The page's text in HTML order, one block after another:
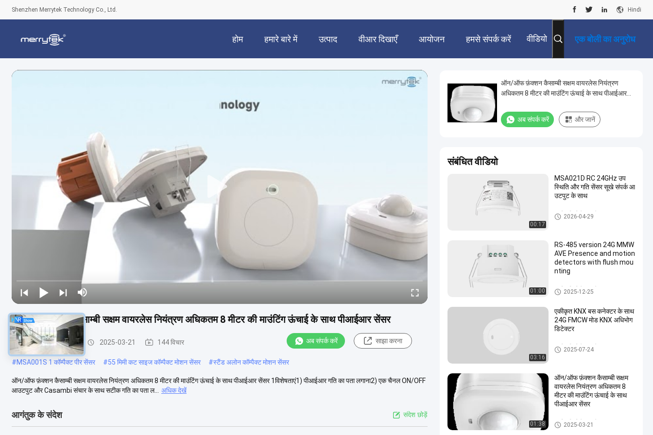
Shenzhen Merrytek Technology Co., Ltd. Hindi
होम हमारे बारे में उत्पाद वीआर दिखाएँ आयोजन हमसे संपर्क करें वीडियो एक बोली का अनुरोध
ऑन/ऑफ फ़ंक्शन कैसाम्बी सक्षम वायरलेस नियंत्रण अधिकतम 8 मीटर की माउंटिंग ऊंचाई के साथ पीआईआर सेंसर
उपस्थिति डिटेक्टर सेंसर 2025-03-21 144 विचार अब संपर्क करें साझा करना
#MSA001S 1 कॉम्पैक्ट पीर सेंसर #55 मिमी कट साइज कॉम्पैक्ट मोशन सेंसर #स्टैंड अलोन कॉम्पैक्ट मोशन सेंसर
ऑन/ऑफ फ़ंक्शन कैसाम्बी सक्षम वायरलेस नियंत्रण अधिकतम 8 मीटर की माउंटिंग ऊंचाई के साथ पीआईआर सेंसर 1विशेषताएं1) पीआईआर गति का पता लगाना2) एक चैनल ON/OFF
आउटपुट और Casambi संचार के साथ सटीक गति का पता ल...
अधिक देखें
आगंतुक के संदेश संदेश छोड़ें
ऑन/ऑफ फ़ंक्शन कैसाम्बी सक्षम वायरलेस नियंत्रण
अधिकतम 8 मीटर की माउंटिंग ऊंचाई के साथ पीआईआर
अब संपर्क करें और जानें
संबंधित वीडियो
00:17
MSA021D RC 24GHz उप
स्थिति और गति सेंसर सूखे संपर्क आ
उटपुट के साथ
उपस्थिति डिटेक्टर सेंसर
2026-04-29
01:00
RS-485 version 24G MMW
AVE Presence and motion
detectors with flush mou
nting
उपस्थिति डिटेक्टर सेंसर
2025-12-25
03:16
एकीकृत KNX बस कनेक्टर के साथ
24G FMCW मोड KNX अधिभोग
डिटेक्टर
उपस्थिति डिटेक्टर सेंसर
2025-07-24
01:38
ऑन/ऑफ फ़ंक्शन कैसाम्बी सक्षम
वायरलेस नियंत्रण अधिकतम 8
मीटर की माउंटिंग ऊंचाई के साथ
पीआईआर सेंसर
उपस्थिति डिटेक्टर सेंसर
2025-03-21